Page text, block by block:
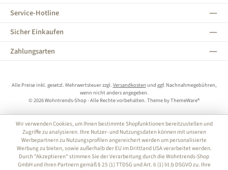
Service-Hotline
Sicher Einkaufen
Zahlungsarten
Alle Preise inkl. gesetzl. Mehrwertsteuer zzgl. Versandkosten und ggf. Nachnahmegebühren,
wenn nicht anders angegeben.
© 2026 Wohntrends-Shop - Alle Rechte vorbehalten. Theme byThemeWare®
Wir verwenden Cookies, um Ihnen bestimmte Shopfunktionen bereitzustellen und
Zugriffe zu analysieren. Ihre Nutzer- und Nutzungsdaten können mit unseren
Werbepartnern zu Nutzungsprofilen angereichert werden um personalisierte
Werbung zu bieten, sowie außerhalb der EU im Drittland USA verarbeitet werden.
Durch "Akzeptieren" stimmen Sie der Verarbeitung durch die Wohntrends-Shop
GmbH und ihren Partnern gemäß § 25 (1) TTDSG und Art. 6 (1) lit.b DSGVO zu. Ihre